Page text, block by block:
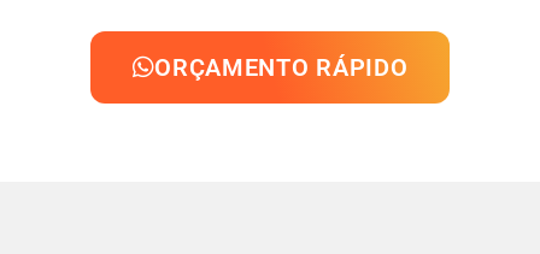
ORÇAMENTO RÁPIDO